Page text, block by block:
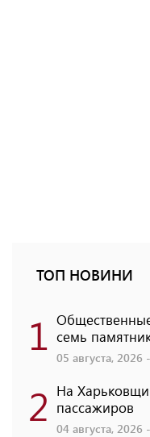
ТОП НОВИНИ
1 семь
05 августа, 2026
2 На
пассажиров
04 августа, 2026